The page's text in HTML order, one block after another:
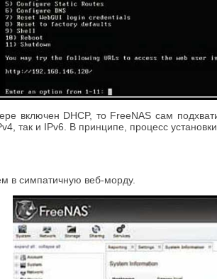
включен DHCP, то FreeNAS сам
так и IPv6. В принципе, процесс
в симпатичную веб-морду.